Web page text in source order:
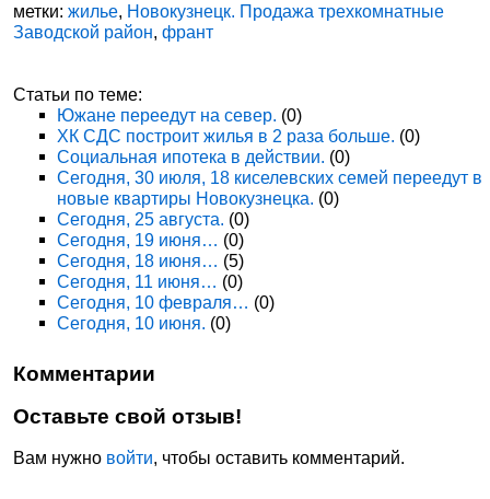
метки:жилье, Новокузнецк. Продажа трехкомнатные
Заводской район,франт
Статьи по теме:
Южане переедут на север. (0)
ХК СДС построит жилья в 2 раза больше. (0)
Социальная ипотека в действии. (0)
Сегодня, 30 июля, 18 киселевских семей переедут в
новые квартиры Новокузнецка. (0)
Сегодня, 25 августа. (0)
Сегодня, 19 июня… (0)
Сегодня, 18 июня… (5)
Сегодня, 11 июня… (0)
Сегодня, 10 февраля… (0)
Сегодня, 10 июня. (0)
Комментарии
Оставьте свой отзыв!
Вам нужно войти, чтобы оставить комментарий.